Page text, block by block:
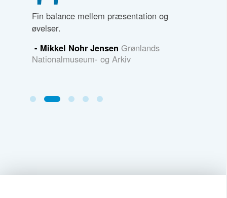
Dejligt område, gode lokaler og venligt
personale.
- Heidi HolmHK/Danmark